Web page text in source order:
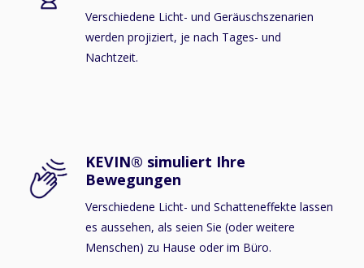
Verschiedene Licht- und Geräuschszenarien
werden projiziert, je nach Tages- und
Nachtzeit.
KEVIN® simuliert Ihre
Bewegungen
Verschiedene Licht- und Schatteneffekte lassen
es aussehen, als seien Sie (oder weitere
Menschen) zu Hause oder im Büro.